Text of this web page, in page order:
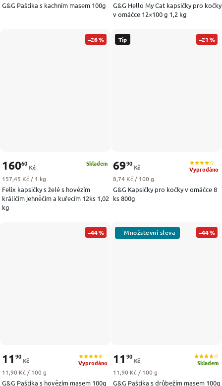
G&G Paštika s kachním masem 100g
G&G Hello My Cat kapsičky pro kočky
v omáčce 12×100 g 1,2 kg
–26 %
Felix kapsičky s želé s hovězím
králičím jehněčím a kuřecím 12ks 1,02
kg
Skladem
16060
Kč
Měrná cena:
157,45 Kč / 1 kg
Tip –21 %
G&G Kapsičky pro kočky v omáčce 8
ks 800g
Vyprodáno
6990
Kč
Měrná cena:
8,74 Kč / 100 g
–44 %
G&G Paštika s hovězím masem 100g
Vyprodáno
11 90
Kč
Měrná cena:
11,90 Kč / 100 g
–44 %
G&G Paštika s drůbežím masem 100g
Skladem
11 90
Kč
Měrná cena:
11,90 Kč / 100 g